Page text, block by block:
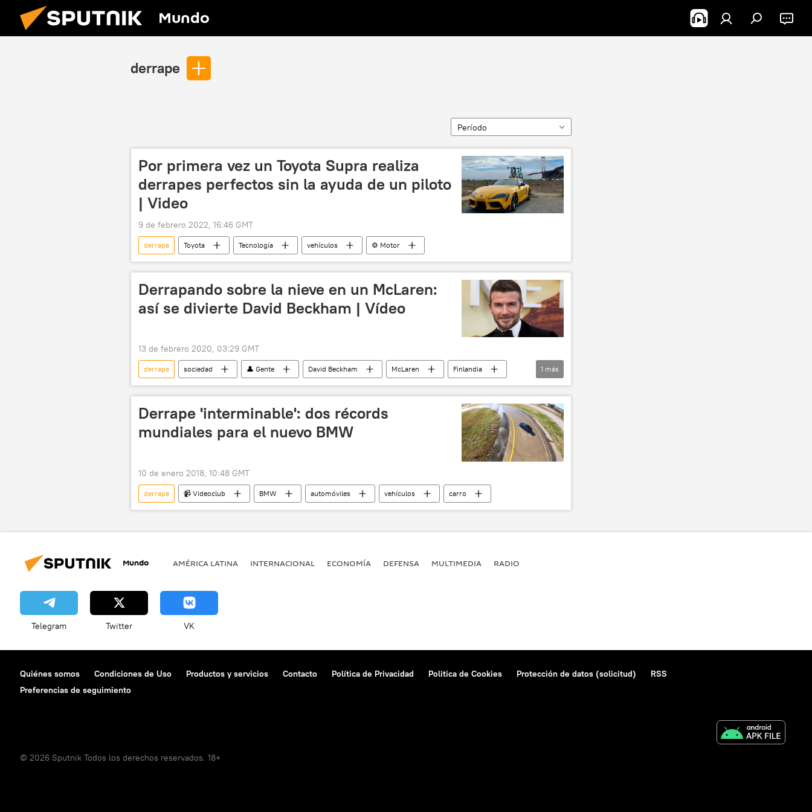
Mundo
derrape
Período
Por primera vez un Toyota Supra realiza
derrapes perfectos sin la ayuda de un piloto
| Video
9 de febrero 2022, 16:46 GMT
derrape Toyota Tecnología vehículos ⚙️ Motor
Derrapando sobre la nieve en un McLaren:
así se divierte David Beckham | Vídeo
13 de febrero 2020, 03:29 GMT
derrape sociedad 👤 Gente David Beckham McLaren
Finlandia
noticias
1 más
Derrape 'interminable': dos récords
mundiales para el nuevo BMW
10 de enero 2018, 10:48 GMT
derrape 📹 Videoclub BMW automóviles vehículos carro
Mundo AMÉRICA LATINA INTERNACIONAL ECONOMÍA DEFENSA MULTIMEDIA RADIO
Telegram Twitter VK
Quiénes somos Condiciones de Uso Productos y servicios Contacto Política de Privacidad Politica de Cookies Protección de datos (solicitud)
RSS
Preferencias de seguimiento
© 2026 Sputnik Todos los derechos reservados. 18+